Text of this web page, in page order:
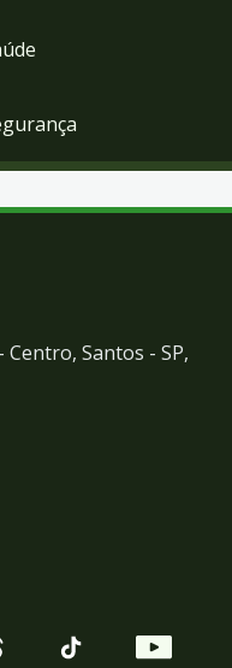
Centro, Santos - SP,